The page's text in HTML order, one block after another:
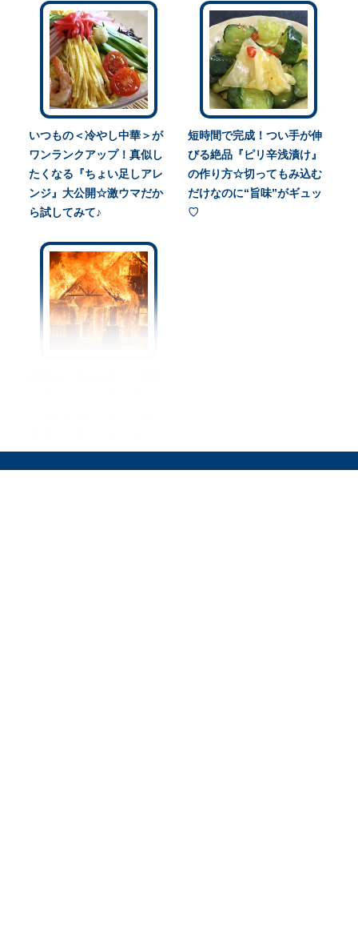
いつもの＜冷やし中華＞が
ワンランクアップ！真似し
たくなる『ちょい足しアレ
ンジ』大公開☆激ウマだか
ら試してみて♪
短時間で完成！つい手が伸
びる絶品『ピリ辛浅漬け』
の作り方☆切ってもみ込む
だけなのに“旨味”がギュッ
♡